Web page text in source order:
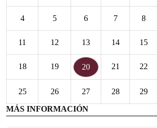
4 5 6 7 8
11 12 13 14 15
18 19 20 21 22
25 26 27 28 29
MÁS INFORMACIÓN